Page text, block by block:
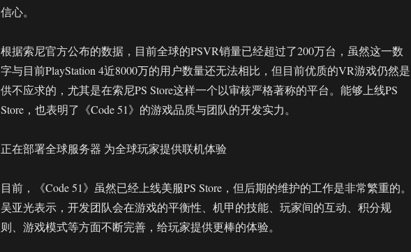
信心。
根据索尼官方公布的数据，目前全球的PSVR销量已经超过了200万台，虽然这一数
字与目前PlayStation 4近8000万的用户数量还无法相比，但目前优质的VR游戏仍然是
供不应求的，尤其是在索尼PS Store这样一个以审核严格著称的平台。能够上线PS
Store，也表明了《Code 51》的游戏品质与团队的开发实力。
正在部署全球服务器 为全球玩家提供联机体验
目前，《Code 51》虽然已经上线美服PS Store，但后期的维护的工作是非常繁重的。
吴亚光表示，开发团队会在游戏的平衡性、机甲的技能、玩家间的互动、积分规
则、游戏模式等方面不断完善，给玩家提供更棒的体验。